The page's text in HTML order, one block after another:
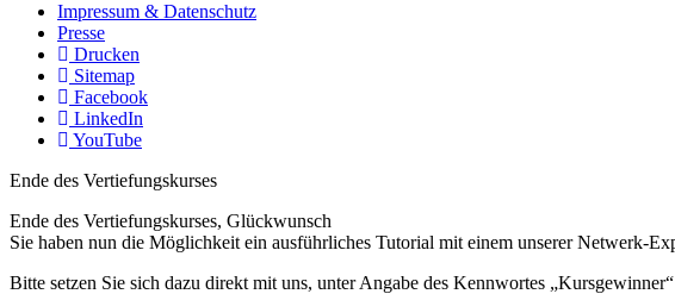
Impressum & Datenschutz
Presse
Drucken
Sitemap
Facebook
LinkedIn
YouTube
Ende des Vertiefungskurses
Ende des Vertiefungskurses, Glückwunsch
Sie haben nun die Möglichkeit ein ausführliches Tutorial mit einem unserer Netwerk-
Bitte setzen Sie sich dazu direkt mit uns, unter Angabe des Kennwortes